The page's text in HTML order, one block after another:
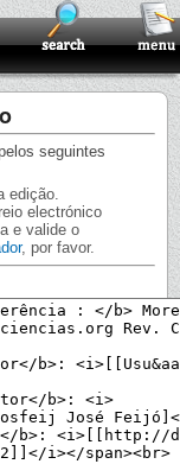
seguintes
edição.
electrónico
e valide o
, por favor.